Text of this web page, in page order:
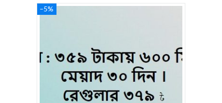
–5%
Validity:30 days
View Details →